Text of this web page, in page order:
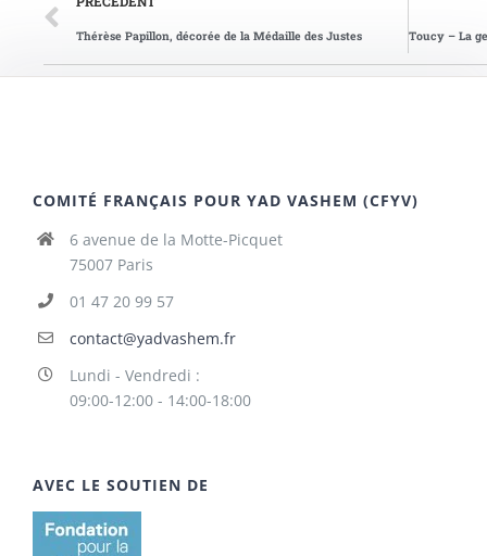
Thérèse Papillon, décorée de la Médaille des Justes
COMITÉ FRANÇAIS POUR YAD VASHEM (CFYV)
6 avenue de la Motte-Picquet
75007 Paris
01 47 20 99 57
contact@yadvashem.fr
Lundi - Vendredi :
09:00-12:00 - 14:00-18:00
AVEC LE SOUTIEN DE